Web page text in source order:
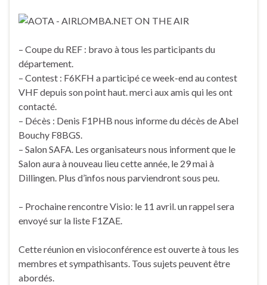
– Coupe du REF : bravo à tous les participants du
département.
– Contest : F6KFH a participé ce week-end au contest
VHF depuis son point haut. merci aux amis qui les ont
contacté.
– Décès : Denis F1PHB nous informe du décès de Abel
Bouchy F8BGS.
– Salon SAFA. Les organisateurs nous informent que le
Salon aura à nouveau lieu cette année, le 29 mai à
Dillingen. Plus d’infos nous parviendront sous peu.
– Prochaine rencontre Visio: le 11 avril. un rappel sera
envoyé sur la liste F1ZAE.
Cette réunion en visioconférence est ouverte à tous les
membres et sympathisants. Tous sujets peuvent être
abordés.